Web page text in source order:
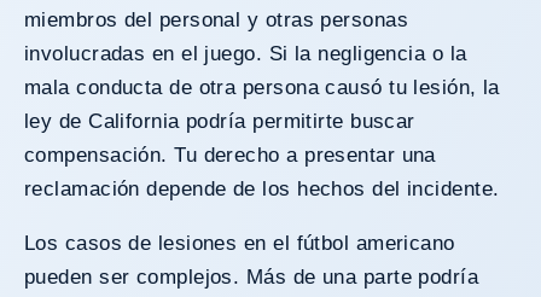
miembros del personal y otras personas
involucradas en el juego. Si la negligencia o la
mala conducta de otra persona causó tu lesión, la
ley de California podría permitirte buscar
compensación. Tu derecho a presentar una
reclamación depende de los hechos del incidente.
Los casos de lesiones en el fútbol americano
pueden ser complejos. Más de una parte podría